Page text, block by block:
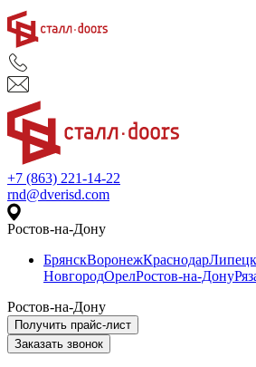
+7 (863) 221-14-22
rnd@dverisd.com
Ростов-на-Дону
БрянскВоронежКраснодарЛипецк
НовгородОрелРостов-на-Дону
Ростов-на-Дону
Получить прайс-лист
Заказать звонок